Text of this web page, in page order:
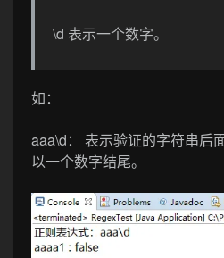
\d 表示一个数字。
如：
aaa\d： 表示验证的字符串后
以一个数字结尾。